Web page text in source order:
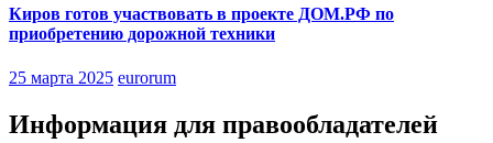
Киров готов участвовать в проекте ДОМ.РФ по
приобретению дорожной техники
25 марта 2025 eurorum
Информация для правообладателей